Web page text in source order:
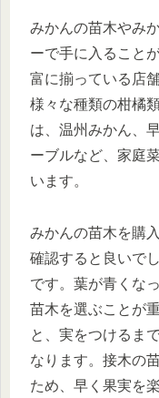
みかんの苗木やみ
ーで手に入ること
富に揃っている店
様々な種類の柑橘
は、温州みかん、
ーブルなど、家庭
います。
みかんの苗木を購
確認すると良いで
です。葉が青くな
苗木を選ぶことが
と、実をつけるま
なります。接木の
ため、早く果実を